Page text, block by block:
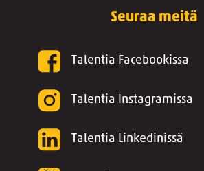
Seuraa meitä
Talentia Facebookissa
Talentia Instagramissa
Talentia Linkedinissä